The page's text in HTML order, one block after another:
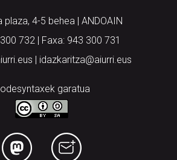
plaza, 4-5 behea | ANDOAIN
732 | Faxa: 943 300 731
| idazkaritza@aiurri.eus
garatua